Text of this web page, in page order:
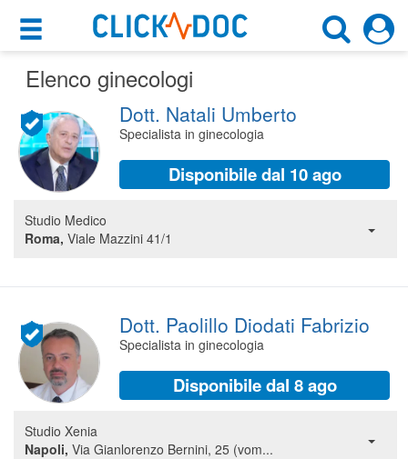
×
Motore di ricerca
×
Cerca uno specialista
Ginecologo
Cosa possiamo offrirti
Per i pazienti
Prenota una visita
Ricerca specialisti
Consulti online
Per gli specialisti
Prenotazioni online
Planner e rubrica in cloud
Segreteria virtuale
Elenco ginecologi
Dott. Natali Umberto
Specialista in ginecologia
Disponibile dal 10 ago
Studio Medico
Roma, Viale Mazzini 41/1
Dott. Paolillo Diodati Fabrizio
Specialista in ginecologia
Disponibile dal 8 ago
Studio Xenia
Napoli, Via Gianlorenzo Bernini, 25 (vom...